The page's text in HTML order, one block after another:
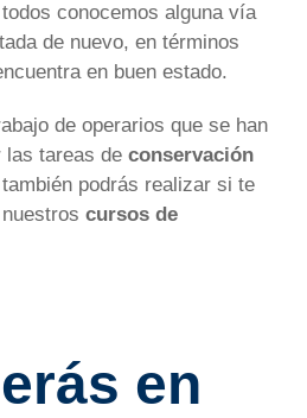
conocemos alguna vía
de nuevo, en términos
en buen estado.
de operarios que se han
las tareas de conservación
podrás realizar si te
cursos de
en